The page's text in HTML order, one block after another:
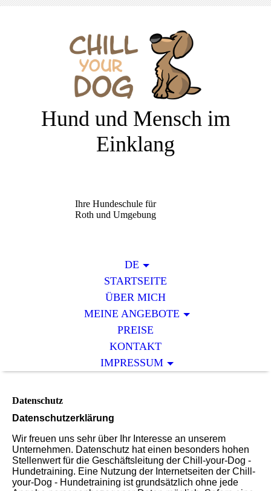
Hund und Mensch im
Einklang
Ihre Hundeschule für
Roth und Umgebung
DE
STARTSEITE
ÜBER MICH
MEINE ANGEBOTE
PREISE
KONTAKT
IMPRESSUM
Datenschutz
Datenschutzerklärung
Wir freuen uns sehr über Ihr Interesse an unserem
Unternehmen. Datenschutz hat einen besonders hohen
Stellenwert für die Geschäftsleitung der Chill-your-Dog -
Hundetraining. Eine Nutzung der Internetseiten der Chill-
your-Dog - Hundetraining ist grundsätzlich ohne jede